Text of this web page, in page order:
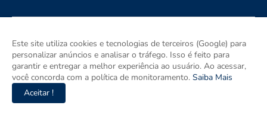
Este site utiliza cookies e tecnologias de terceiros (Google) para
personalizar anúncios e analisar o tráfego. Isso é feito para
garantir e entregar a melhor experiência ao usuário. Ao acessar,
você concorda com a política de monitoramento. Saiba Mais
Aceitar !